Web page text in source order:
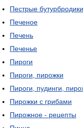
Пестрые бутурбродики
Печеное
Печень
Печенье
Пироги
Пироги, пирожки
Пироги, пудинги,
Пирожки с грибами
Пирожное - рецепты